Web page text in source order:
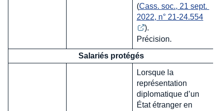
(Cass. soc., 21 sept.
2022, n° 21-24.554
).
Précision.
Salariés protégés
Lorsque la
représentation
diplomatique d’un
État étranger en